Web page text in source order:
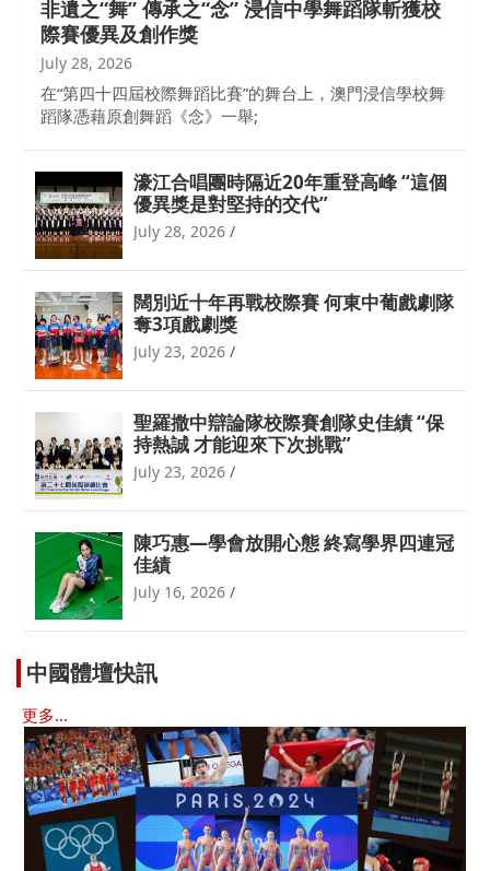
非遺之“舞” 傳承之“念” 浸信中學舞蹈隊斬獲校
際賽優異及創作獎
July 28, 2026
在“第四十四屆校際舞蹈比賽”的舞台上，澳門浸信學校舞
蹈隊憑藉原創舞蹈《念》一舉;
濠江合唱團時隔近20年重登高峰 “這個
優異獎是對堅持的交代”
July 28, 2026
闊別近十年再戰校際賽 何東中葡戲劇隊
奪3項戲劇獎
July 23, 2026
聖羅撒中辯論隊校際賽創隊史佳績 “保
持熱誠 才能迎來下次挑戰”
July 23, 2026
陳巧惠—學會放開心態 終寫學界四連冠
佳績
July 16, 2026
中國體壇快訊
更多...